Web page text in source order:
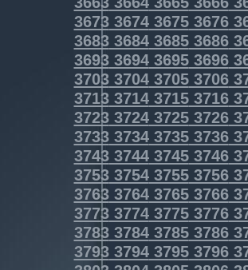
3673367436753676
3683368436853686
3693369436953696
3703370437053706
3713371437153716
3723372437253726
3733373437353736
3743374437453746
3753375437553756
3763376437653766
3773377437753776
3783378437853786
3793379437953796